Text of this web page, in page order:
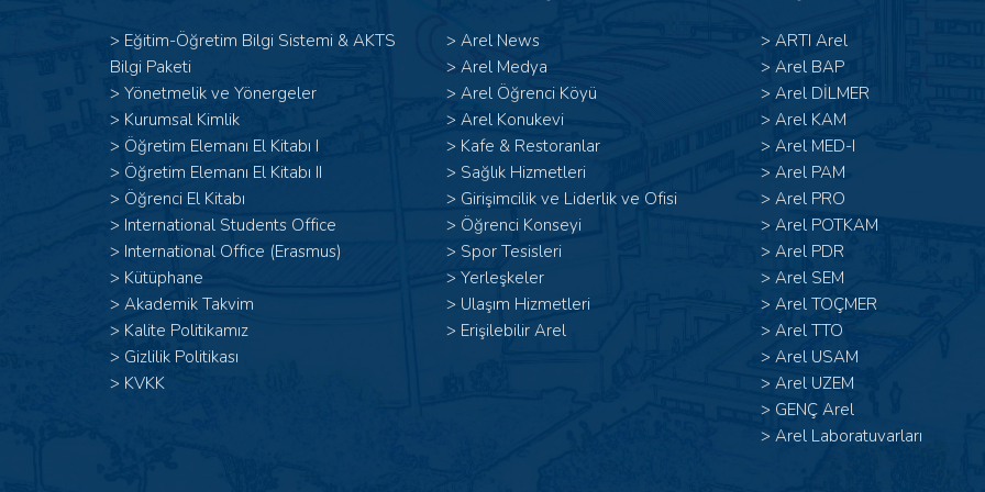
> Eğitim-Öğretim Bilgi Sistemi & AKTS
Bilgi Paketi
> Yönetmelik ve Yönergeler
> Kurumsal Kimlik
> Öğretim Elemanı El Kitabı I
> Öğretim Elemanı El Kitabı II
> Öğrenci El Kitabı
> International Students Office
> International Office (Erasmus)
> Kütüphane
> Akademik Takvim
> Kalite Politikamız
> Gizlilik Politikası
> KVKK
> Arel News
> Arel Medya
> Arel Öğrenci Köyü
> Arel Konukevi
> Kafe & Restoranlar
> Sağlık Hizmetleri
> Girişimcilik ve Liderlik ve Ofisi
> Öğrenci Konseyi
> Spor Tesisleri
> Yerleşkeler
> Ulaşım Hizmetleri
> Erişilebilir Arel
> ARTI Arel
> Arel BAP
> Arel DİLMER
> Arel KAM
> Arel MED-I
> Arel PAM
> Arel PRO
> Arel POTKAM
> Arel PDR
> Arel SEM
> Arel TOÇMER
> Arel TTO
> Arel USAM
> Arel UZEM
> GENÇ Arel
> Arel Laboratuvarları